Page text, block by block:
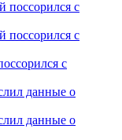
с